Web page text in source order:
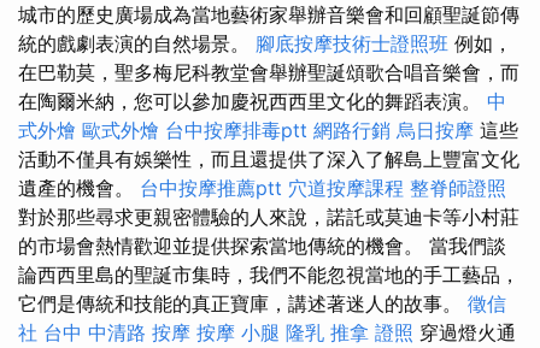
城市的歷史廣場成為當地藝術家舉辦音樂會和回顧聖誕節傳
統的戲劇表演的自然場景。 腳底按摩技術士證照班 例如，
在巴勒莫，聖多梅尼科教堂會舉辦聖誕頌歌合唱音樂會，而
在陶爾米納，您可以參加慶祝西西里文化的舞蹈表演。 中
式外燴 歐式外燴 台中按摩排毒ptt 網路行銷 烏日按摩 這些
活動不僅具有娛樂性，而且還提供了深入了解島上豐富文化
遺產的機會。 台中按摩推薦ptt 穴道按摩課程 整脊師證照
對於那些尋求更親密體驗的人來說，諾託或莫迪卡等小村莊
的市場會熱情歡迎並提供探索當地傳統的機會。 當我們談
論西西里島的聖誕市集時，我們不能忽視當地的手工藝品，
它們是傳統和技能的真正寶庫，講述著迷人的故事。 徵信
社 台中 中清路 按摩 按摩 小腿 隆乳 推拿 證照 穿過燈火通